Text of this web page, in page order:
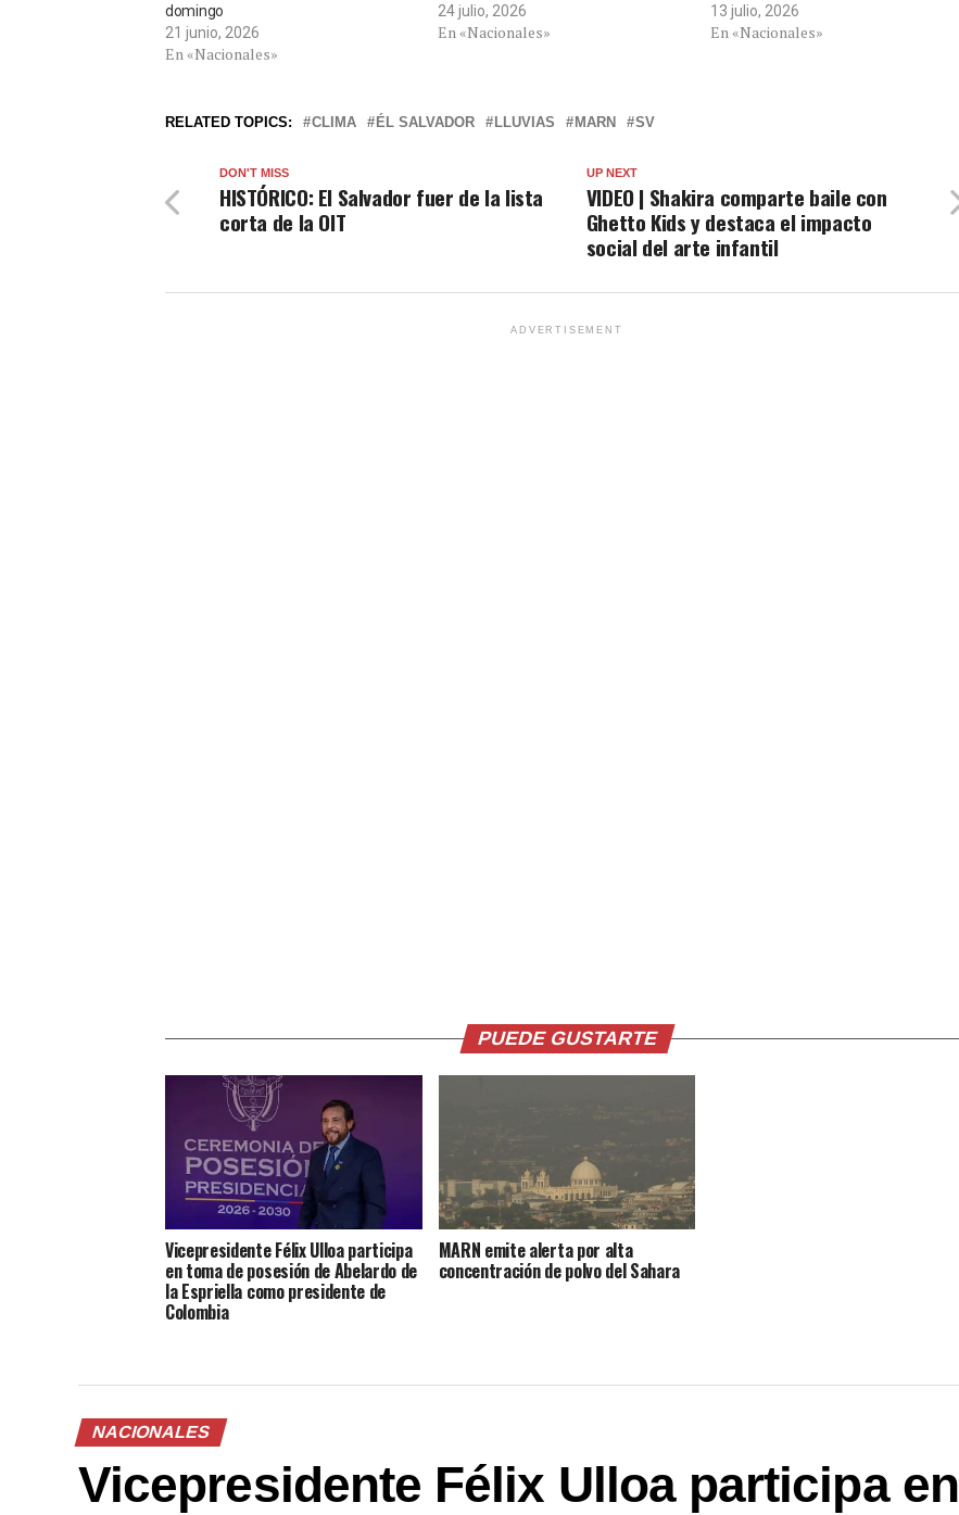
domingo
21 junio, 2026
En «Nacionales»
24 julio, 2026
En «Nacionales»
13 julio, 2026
En «Nacionales»
RELATED TOPICS: CLIMA ÉL SALVADOR LLUVIAS MARN SV
UP NEXT
VIDEO | Shakira comparte baile con
Ghetto Kids y destaca el impacto
social del arte infantil
DON'T MISS
HISTÓRICO: El Salvador fuer de la lista
corta de la OIT
ADVERTISEMENT
PUEDE GUSTARTE
Vicepresidente Félix Ulloa participa
en toma de posesión de Abelardo de
la Espriella como presidente de
Colombia
MARN emite alerta por alta
concentración de polvo del Sahara
NACIONALES
Vicepresidente Félix Ulloa participa en